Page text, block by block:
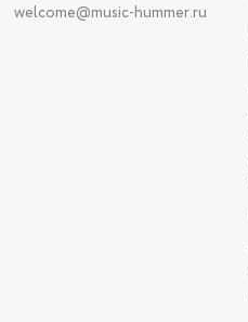
welcome@music-hummer.ru